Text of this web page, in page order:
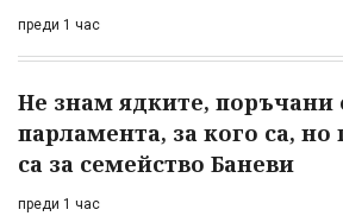
преди 1 час
Не знам ядките, поръчани
парламента, за кого са,
са за семейство Баневи
преди 1 час